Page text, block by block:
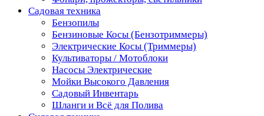
Садовая техника
Бензопилы
Бензиновые Косы (Бензотриммеры)
Электрические Косы (Триммеры)
Культиваторы / Мотоблоки
Насосы Электрические
Мойки Высокого Давления
Садовый Инвентарь
Шланги и Всё для Полива